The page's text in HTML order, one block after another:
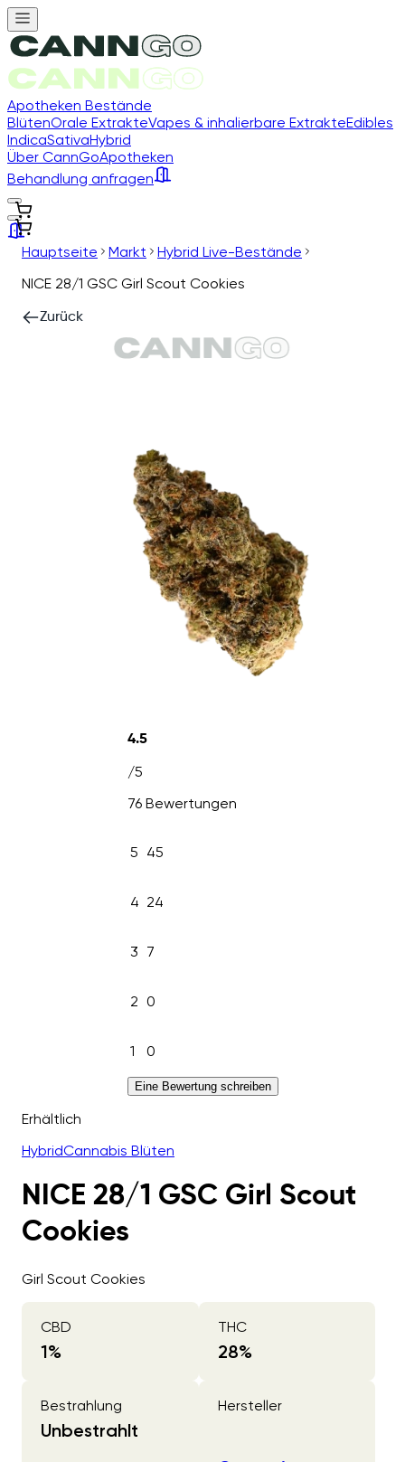
Apotheken Bestände
BlütenOrale ExtrakteVapes & inhalierbare ExtrakteEdibles
IndicaSativaHybrid
Über CannGoApotheken
Behandlung anfragen
Hauptseite Markt
Hybrid Live-Bestände
NICE 28/1 GSC Girl Scout Cookies
Zurück
4.5
/5
76 Bewertungen
5 45
4 24
3 7
2 0
1 0
Eine Bewertung schreiben
Erhältlich
HybridCannabis Blüten
NICE 28/1 GSC Girl Scout
Cookies
Girl Scout Cookies
CBD
1%
THC
28%
Bestrahlung
Unbestrahlt
Hersteller